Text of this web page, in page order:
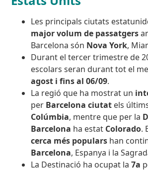
Les principals ciutats
major volum de passatgers
Barcelona són Nova York,
Durant el tercer trimestre de
escolars seran durant tot el
agost i fins al 06/09.
La regió que ha mostrat un
per Barcelona ciutat els
Colúmbia, mentre que per la
Barcelona ha estat Colorado.
cerca més populars han
Barcelona, Espanya i la
La Destinació ha ocupat la7a